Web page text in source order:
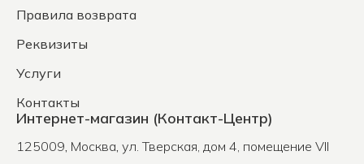
Правила возврата
Реквизиты
Услуги
Контакты
Интернет-магазин (Контакт-Центр)
125009, Москва, ул. Тверская, дом 4, помещение VII